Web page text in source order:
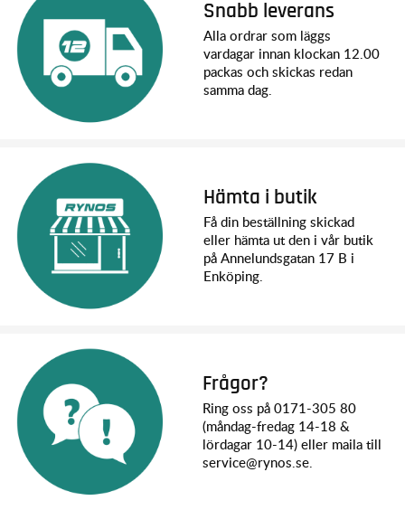
Snabb leverans
Alla ordrar som läggs
vardagar innan klockan 12.00
packas och skickas redan
samma dag.
Hämta i butik
Få din beställning skickad
eller hämta ut den i vår butik
på Annelundsgatan 17 B i
Enköping.
Frågor?
Ring oss på 0171-305 80
(måndag-fredag 14-18 &
lördagar 10-14) eller maila till
service@rynos.se.